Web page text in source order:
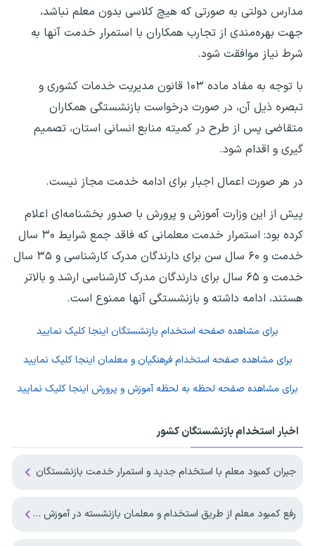
مدارس دولتی به صورتی که هیچ کلاسی بدون معلم نباشد،
جهت بهره‌مندی از تجارب همکاران با استمرار خدمت آنها به
شرط نیاز موافقت شود.
با توجه به مفاد ماده ۱۰۳ قانون مدیریت خدمات کشوری و
تبصره ذیل آن، در صورت درخواست بازنشستگی همکاران
متقاضی پس از طرح در کمیته منابع انسانی استان، تصمیم
گیری و اقدام شود.
در هر صورت اعمال اجبار برای ادامه خدمت مجاز نیست.
پیش از این وزارت آموزش و پرورش با صدور بخشنامه‌ای اعلام
کرده بود: استمرار خدمت معلمانی که فاقد جمع شرایط ۳۰ سال
خدمت و ۶۰ سال سن برای دارندگان مدرک کارشناسی و ۳۵ سال
خدمت و ۶۵ سال برای دارندگان مدرک کارشناسی ارشد و بالاتر
هستند، ادامه داشته و بازنشستگی آنها ممنوع است.
برای مشاهده صفحه استخدام بازنشستگان اینجا کلیک نمایید
برای مشاهده صفحه استخدام فرهنگیان و معلمان اینجا کلیک نمایید
برای مشاهده صفحه لحظه به لحظه آموزش و پرورش اینجا کلیک نمایید
اخبار استخدام بازنشستگان کشور
جبران کمبود معلم با استخدام جدید و استمرار خدمت بازنشستگان
رفع کمبود معلم از طریق استخدام و معلمان بازنشسته در آموزش و پرورش